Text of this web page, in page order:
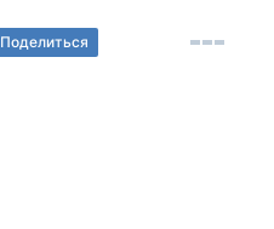
Поделиться